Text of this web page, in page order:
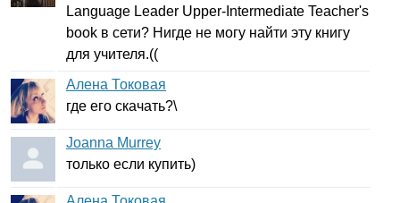
Language Leader Upper-Intermediate Teacher's
book в сети? Нигде не могу найти эту книгу
для учителя.((
Алена Токовая
где его скачать?\
Joanna Murrey
только если купить)